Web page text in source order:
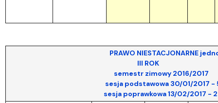
PRAWO NIESTACJONARNE
III ROK
semestr zimowy 2016/2017
sesja podstawowa 30/01/2017 - 5/
sesja poprawkowa 13/02/2017 - 26/